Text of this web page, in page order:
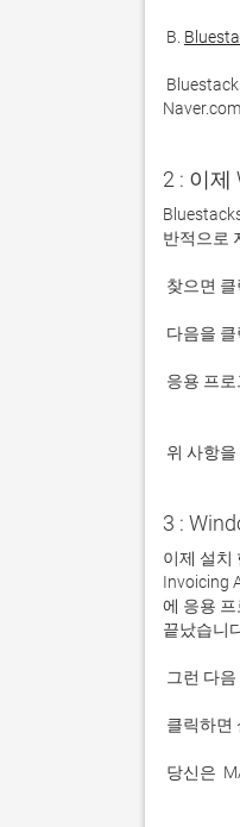
B.
2 : 이제
위 사항
3 :
이제 설치
Invoicing
에 응용
당신은